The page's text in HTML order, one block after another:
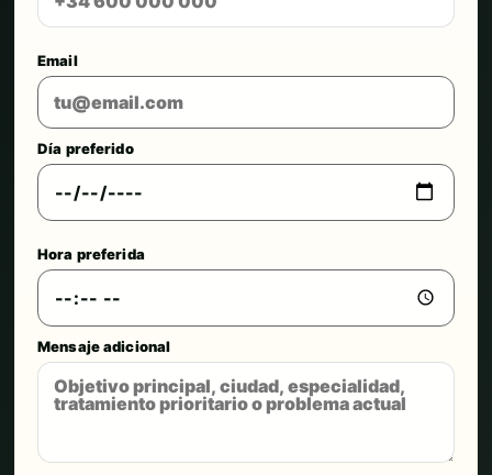
Email
Día preferido
Hora preferida
Mensaje adicional